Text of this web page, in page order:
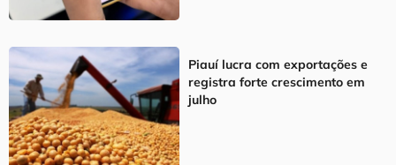
Piauí lucra com exportações e
registra forte crescimento em
julho